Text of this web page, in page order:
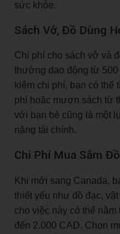
sức khỏe.
Sách Vở, Đồ Dùng
Chi phí cho sách vở và
thường dao động từ
kiệm chi phí, bạn có thể
phí hoặc mượn sách từ
với bạn bè cũng là một
nặng tài chính.
Chi Phí Mua Sắm
Khi mới sang Canada,
thiết yếu như đồ đạc,
cho việc này có thể
đến 2.000 CAD. Chọn